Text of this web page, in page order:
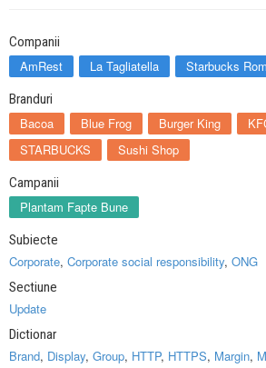
Companii
AmRest La Tagliatella Starbucks
Branduri
Bacoa Blue Frog Burger King
STARBUCKS
Sushi Shop
Campanii
Plantam Fapte Bune
Subiecte
Corporate, Corporate social responsibility, ONG
Sectiune
Update
Dictionar
Brand, Display, Group, HTTP, HTTPS, Margin,